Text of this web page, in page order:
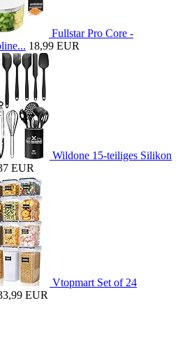
Fullstar Pro Core -
18,99 EUR
Wildone 15-teiliges Silikon
EUR
Vtopmart Set of 24
EUR